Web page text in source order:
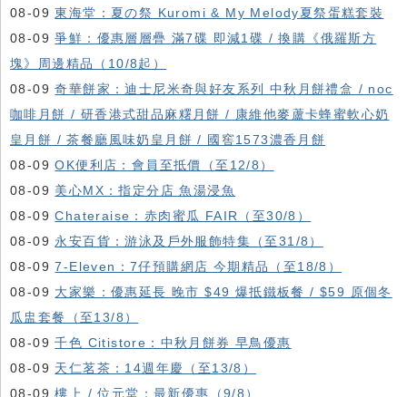
08-09東海堂：夏の祭 Kuromi & My Melody夏祭蛋糕套裝
08-09爭鮮：優惠層層疊 滿7碟 即減1碟 / 換購《俄羅斯方
塊》周邊精品（10/8起）
08-09奇華餅家：迪士尼米奇與好友系列 中秋月餅禮盒 / noc
咖啡月餅 / 研香港式甜品麻糬月餅 / 康維他麥蘆卡蜂蜜軟心奶
皇月餅 / 茶餐廳風味奶皇月餅 / 國窖1573濃香月餅
08-09OK便利店：會員至抵價（至12/8）
08-09 美心MX：指定分店 魚湯浸魚
08-09Chateraise：赤肉蜜瓜 FAIR（至30/8）
08-09 永安百貨：游泳及戶外服飾特集（至31/8）
08-097-Eleven：7仔預購網店 今期精品（至18/8）
08-09 大家樂：優惠延長 晚市 $49 爆抵鐵板餐 / $59 原個冬
瓜盅套餐（至13/8）
08-09千色 Citistore：中秋月餅券 早鳥優惠
08-09 天仁茗茶：14週年慶（至13/8）
08-09樓上 / 位元堂：最新優惠（9/8）